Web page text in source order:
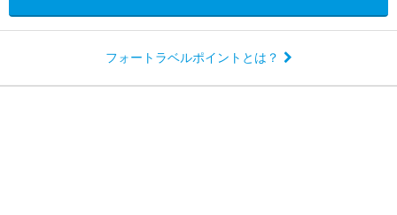
フォートラベルポイントとは？